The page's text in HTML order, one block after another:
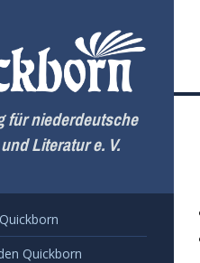
für niederdeutsche
Literatur e. V.
Quickborn